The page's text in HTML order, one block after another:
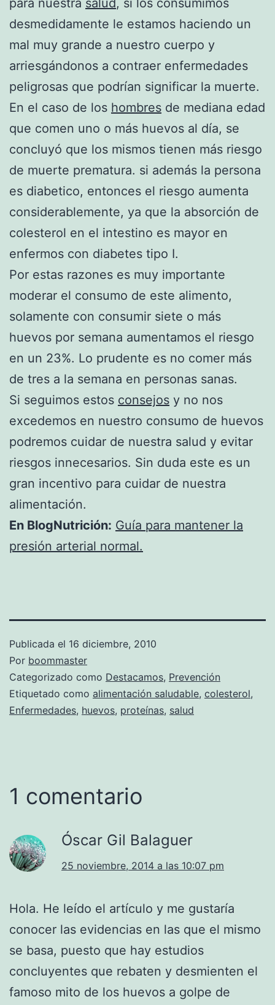
desmedidamente le estamos haciendo un
mal muy grande a nuestro cuerpo y
arriesgándonos a contraer enfermedades
peligrosas que podrían significar la muerte.
En el caso de los hombres de mediana edad
que comen uno o más huevos al día, se
concluyó que los mismos tienen más riesgo
de muerte prematura. si además la persona
es diabetico, entonces el riesgo aumenta
considerablemente, ya que la absorción de
colesterol en el intestino es mayor en
enfermos con diabetes tipo I.
Por estas razones es muy importante
moderar el consumo de este alimento,
solamente con consumir siete o más
huevos por semana aumentamos el riesgo
en un 23%. Lo prudente es no comer más
de tres a la semana en personas sanas.
Si seguimos estos consejos y no nos
excedemos en nuestro consumo de huevos
podremos cuidar de nuestra salud y evitar
riesgos innecesarios. Sin duda este es un
gran incentivo para cuidar de nuestra
alimentación.
En BlogNutrición: Guía para mantener la
presión arterial normal.
Publicada el 16 diciembre, 2010
Por boommaster
Categorizado como Destacamos, Prevención
Etiquetado como alimentación saludable, colesterol,
Enfermedades, huevos, proteínas, salud
1 comentario
Óscar Gil Balaguer
25 noviembre, 2014 a las 10:07 pm
Hola. He leído el artículo y me gustaría
conocer las evidencias en las que el mismo
se basa, puesto que hay estudios
concluyentes que rebaten y desmienten el
famoso mito de los huevos a golpe de